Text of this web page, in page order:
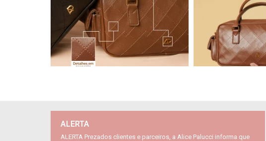
ALERTA
ALERTA Prezados clientes e parceiros, a Alice Palucci informa que